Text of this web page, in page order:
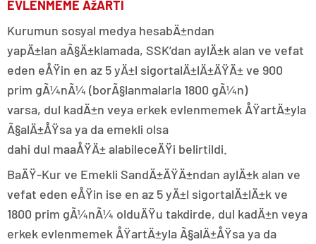
EVLENMEME ÅžARTI
Kurumun sosyal medya hesabÄ±ndan
yapÄ±lan aÃ§Ä±klamada, SSK’dan aylÄ±k alan ve vefat
eden eÅŸin en az 5 yÄ±l sigortalÄ±lÄ±ÄŸÄ± ve 900
prim gÃ¼nÃ¼ (borÃ§lanmalarla 1800 gÃ¼n)
varsa, dul kadÄ±n veya erkek evlenmemek ÅŸartÄ±yla
Ã§alÄ±ÅŸsa ya da emekli olsa
dahi dul maaÅŸÄ± alabileceÄŸi belirtildi.
BaÄŸ-Kur ve Emekli SandÄ±ÄŸÄ±ndan aylÄ±k alan ve
vefat eden eÅŸin ise en az 5 yÄ±l sigortalÄ±lÄ±k ve
1800 prim gÃ¼nÃ¼ olduÄŸu takdirde, dul kadÄ±n veya
erkek evlenmemek ÅŸartÄ±yla Ã§alÄ±ÅŸsa ya da